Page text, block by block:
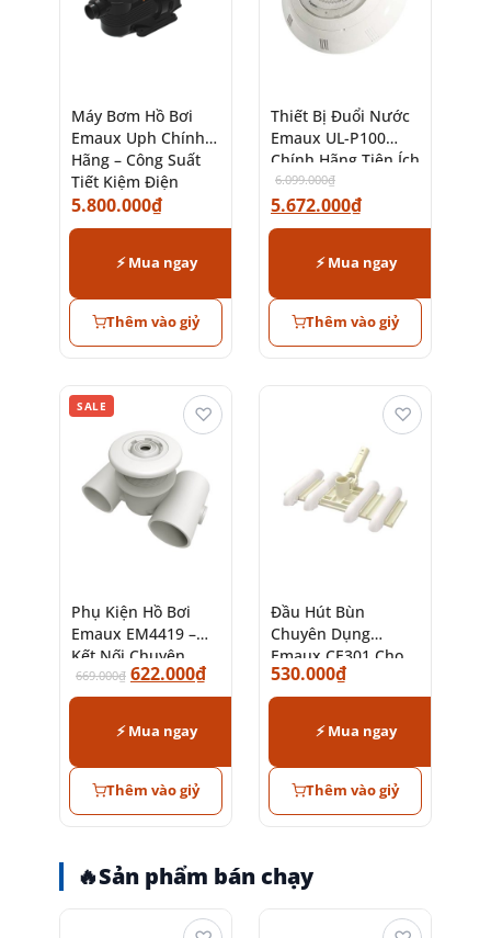
Máy Bơm Hồ Bơi
Emaux Uph Chính
Hãng – Công Suất
Tiết Kiệm Điện
5.800.000₫
⚡ Mua ngay
Thêm vào giỷ
Thiết Bị Đuổi Nước
Emaux UL-P100
Chính Hãng Tiện Ích
6.099.000₫
5.672.000₫
⚡ Mua ngay
Thêm vào giỷ
SALE
Phụ Kiện Hồ Bơi
Emaux EM4419 –
Kết Nối Chuyên
Nghiệp, Bền Bỉ
669.000₫ 622.000₫
⚡ Mua ngay
Thêm vào giỷ
♡
Đầu Hút Bùn
Chuyên Dụng
Emaux CE301 Cho
Hồ Bơi
530.000₫
⚡ Mua ngay
Thêm vào giỷ
♡
🔥Sản phẩm bán chạy